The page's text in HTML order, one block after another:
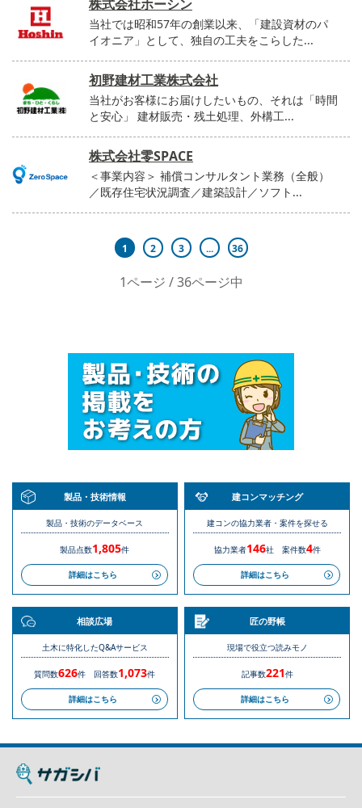
株式会社ホーシン
当社では昭和57年の創業以来、「建設資材のパ
イオニア」として、独自の工夫をこらした...
初野建材工業株式会社
当社がお客様にお届けしたいもの、それは「時間
と安心」 建材販売・残土処理、外構工...
株式会社零SPACE
＜事業内容＞ 補償コンサルタント業務（全般）
／既存住宅状況調査／建築設計／ソフト...
1 2 3 ... 36
1ページ / 36ページ中
製品・技術情報
製品・技術のデータベース
製品点数1,805件
詳細はこちら
建コンマッチング
建コンの協力業者・案件を探せる
協力業者146社 案件数4件
詳細はこちら
相談広場
土木に特化したQ&Aサービス
質問数626件 回答数1,073件
詳細はこちら
匠の野帳
現場で役立つ読みモノ
記事数221件
詳細はこちら